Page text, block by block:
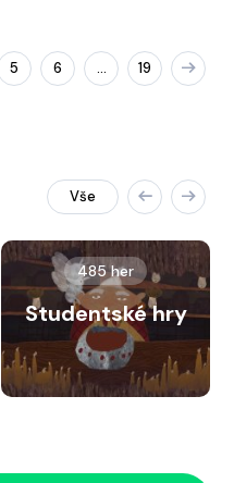
5 6 … 19
Vše
485 her
Studentské hry